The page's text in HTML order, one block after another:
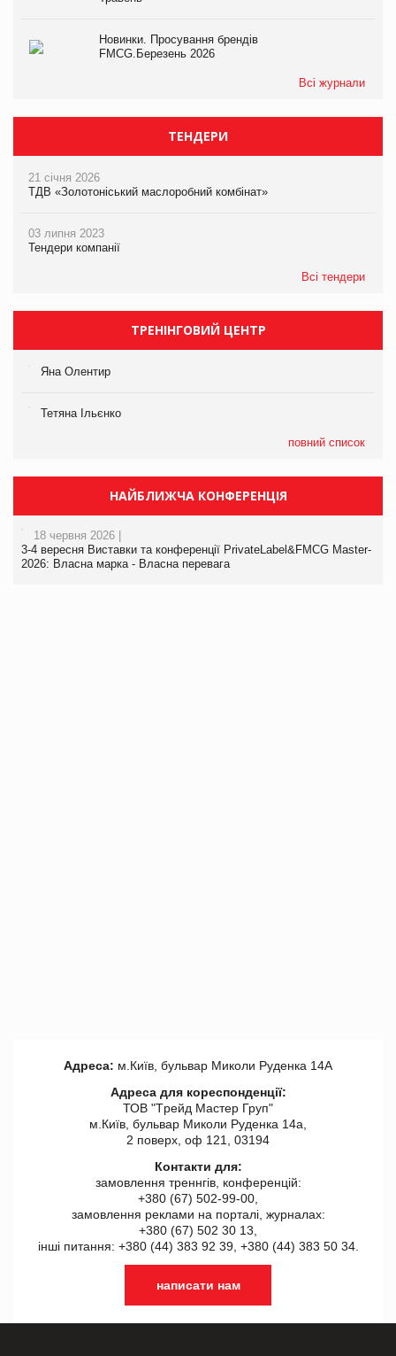
Новинки. Просування брендів
FMCG.Березень 2026
Всі журнали
ТЕНДЕРИ
21 січня 2026
ТДВ «Золотоніський маслоробний комбінат»
03 липня 2023
Тендери компанії
Всі тендери
ТРЕНІНГОВИЙ ЦЕНТР
Яна Олентир
Тетяна Ільєнко
повний список
НАЙБЛИЖЧА КОНФЕРЕНЦІЯ
18 червня 2026 |
3-4 вересня Виставки та конференції PrivateLabel&FMCG Master-
2026: Власна марка - Власна перевага
Адреса: м.Київ, бульвар Миколи Руденка 14А
Адреса для кореспонденції:
ТОВ "Tрейд Мастер Груп"
м.Київ, бульвар Миколи Руденка 14а,
2 поверх, оф 121, 03194
Контакти для:
замовлення треннгів, конференцій:
+380 (67) 502-99-00,
замовлення реклами на порталі, журналах:
+380 (67) 502 30 13,
інші питання: +380 (44) 383 92 39, +380 (44) 383 50 34.
написати нам